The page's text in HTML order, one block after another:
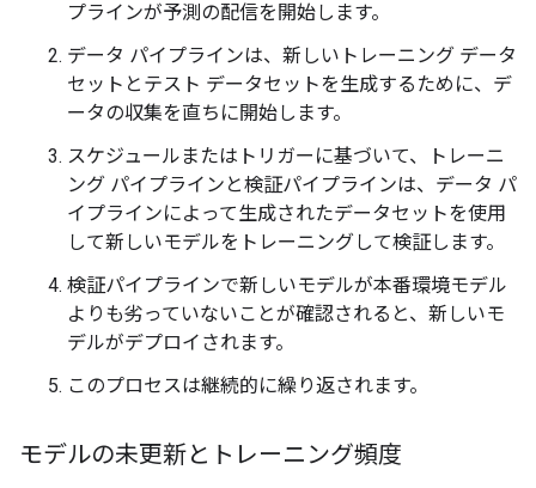
プラインが予測の配信を開始します。
データ パイプラインは、新しいトレーニング データ
セットとテスト データセットを生成するために、デ
ータの収集を直ちに開始します。
スケジュールまたはトリガーに基づいて、トレーニ
ング パイプラインと検証パイプラインは、データ パ
イプラインによって生成されたデータセットを使用
して新しいモデルをトレーニングして検証します。
検証パイプラインで新しいモデルが本番環境モデル
よりも劣っていないことが確認されると、新しいモ
デルがデプロイされます。
このプロセスは継続的に繰り返されます。
モデルの未更新とトレーニング頻度